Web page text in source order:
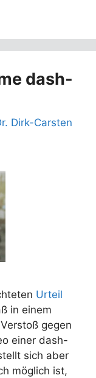
dash-
Dirk-Carsten
Urteil
in einem
gegen
einer dash-
sich aber
möglich ist,